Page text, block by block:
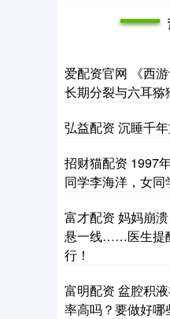
爱配资官网 《西
长期分裂与六耳猕
弘益配资 沉睡千
招财猫配资 1997
同学李海洋，女同
富才配资 妈妈崩
悬一线……医生提
行！
富明配资 盆腔积
率高吗？要做好哪